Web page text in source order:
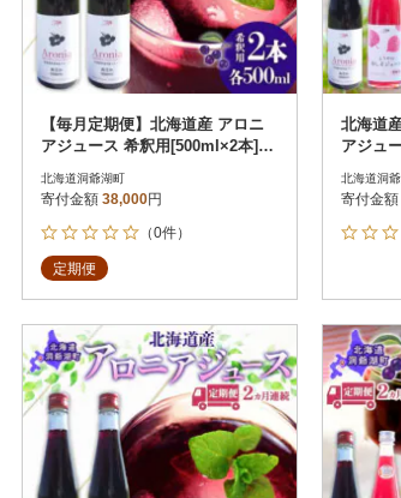
【毎月定期便】北海道産 アロニ
アジュース 希釈用[500ml×2本]全
北海道洞爺湖町
寄付金額 38,000円
（0件）
定期便
北海道
アジュ
北海道洞
寄付金額